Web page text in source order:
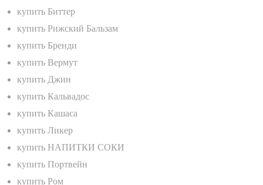
купить Биттер
купить Рижский Бальзам
купить Бренди
купить Вермут
купить Джин
купить Кальвадос
купить Кашаса
купить Ликер
купить НАПИТКИ СОКИ
купить Портвейн
купить Ром